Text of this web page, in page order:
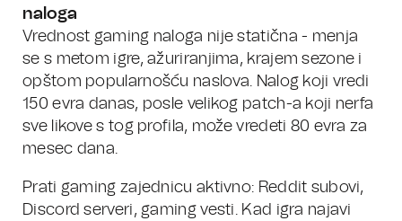
naloga
Vrednost gaming naloga nije statična - menja
se s metom igre, ažuriranjima, krajem sezone i
opštom popularnošću naslova. Nalog koji vredi
150 evra danas, posle velikog patch-a koji nerfa
sve likove s tog profila, može vredeti 80 evra za
mesec dana.
Prati gaming zajednicu aktivno: Reddit subovi,
Discord serveri, gaming vesti. Kad igra najavi